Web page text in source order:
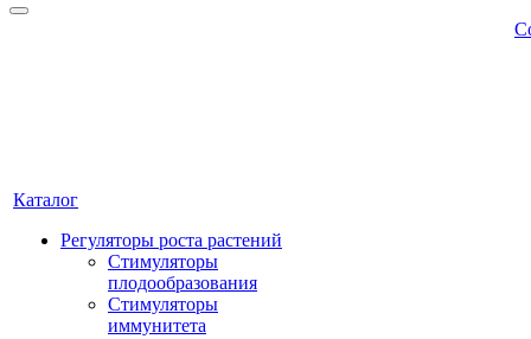
Каталог
Регуляторы роста растений
Стимуляторы
плодообразования
Стимуляторы
иммунитета